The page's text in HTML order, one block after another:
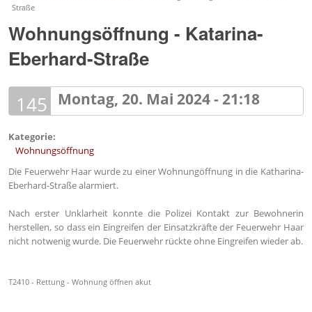
Straße
Wohnungsöffnung - Katarina-
Eberhard-Straße
145 Montag, 20. Mai 2024 - 21:18
Kategorie:
Wohnungsöffnung
Die Feuerwehr Haar wurde zu einer Wohnungöffnung in die Katharina-
Eberhard-Straße alarmiert.
Nach erster Unklarheit konnte die Polizei Kontakt zur Bewohnerin
herstellen, so dass ein Eingreifen der Einsatzkräfte der Feuerwehr Haar
nicht notwenig wurde. Die Feuerwehr rückte ohne Eingreifen wieder ab.
T2410 - Rettung - Wohnung öffnen akut